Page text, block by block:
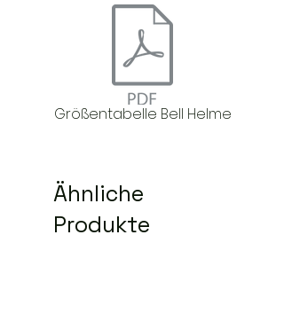
Größentabelle Bell Helme
Ähnliche
Produkte